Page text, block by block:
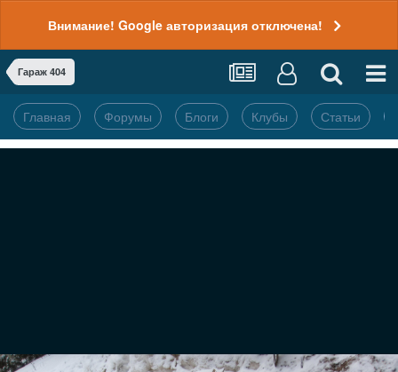
Внимание! Google авторизация отключена!
Гараж 404
Главная Форумы Блоги Клубы Статьи